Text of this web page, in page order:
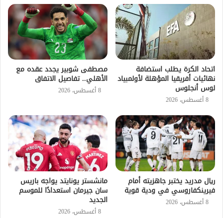
اتحاد الكرة يطلب استضافة
نهائيات أفريقيا المؤهلة لأولمبياد
لوس أنجلوس
8 أغسطس، 2026
مصطفى شوبير يجدد عقده مع
الأهلي.. تفاصيل الاتفاق
8 أغسطس، 2026
ريال مدريد يختبر جاهزيته أمام
فيرينكفاروسي في ودية قوية
8 أغسطس، 2026
مانشستر يونايتد يواجه باريس
سان جيرمان استعدادًا للموسم
الجديد
8 أغسطس، 2026